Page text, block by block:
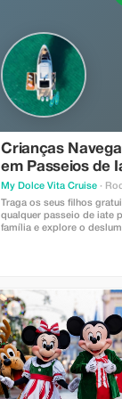
Crianças
em Passeios de
Famílias
My Dolce Vita Cruise ·
Traga os seus filhos
qualquer passeio de iate
família e explore o